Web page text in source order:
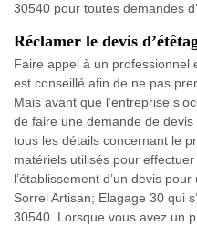
30540 pour toutes demandes
Réclamer le devis
Faire appel à un professionnel
est conseillé afin de ne pas
Mais avant que l’entreprise
de faire une demande de
tous les détails concernant le
matériels utilisés pour
l’établissement d’un devis
Sorrel Artisan; Elagage 30 qui
30540. Lorsque vous avez un